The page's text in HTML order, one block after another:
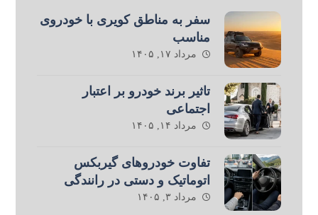
سفر به مناطق کویری با خودروی
مناسب
مرداد ۱۷, ۱۴۰۵
تاثیر برند خودرو بر اعتبار
اجتماعی
مرداد ۱۴, ۱۴۰۵
تفاوت خودروهای گیربکس
اتوماتیک و دستی در رانندگی
مرداد ۳, ۱۴۰۵